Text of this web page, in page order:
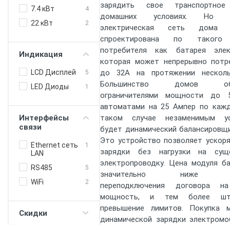
7.4 кВт 4
22 кВт 2
Индикация
LCD Дисплей 5
LED Диоды 1
Интерфейсы
связи
Ethernet сеть
LAN
1
RS485 5
WiFi 2
Скидки
зарядить свое
домашних условиях. Но
электрическая сеть
спроектирована по такого
потребителя как батарея
которая может непрерывно
до 32А на протяжении
Большинство домов
ограничителями мощности
автоматами на 25 Ампер по
таком случае незаменимым
будет динамический
Это устройство позволяет
зарядки без нагрузки на
электропроводку. Цена модуля
значительно ниже
переподключения договора
мощность, и тем более
превышение лимитов. Покупка
динамической зарядки